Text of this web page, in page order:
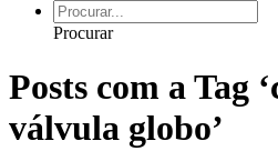
Procurar
Posts com a Tag
válvula globo’